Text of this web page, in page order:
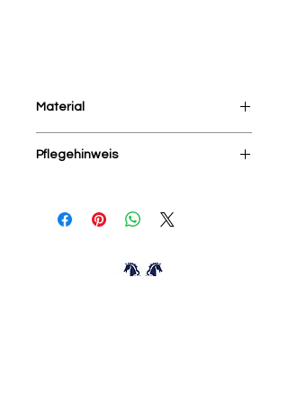
Material
15% Polyester, 10% Wolle
Pflegehinweis